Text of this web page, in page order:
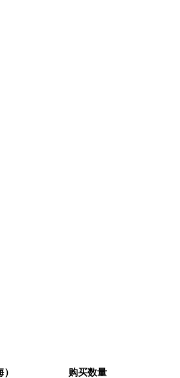
购买数量